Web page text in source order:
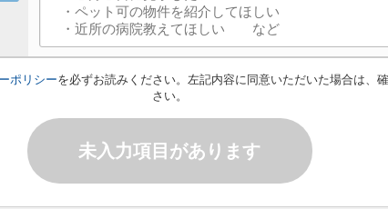
ポリシーを必ずお読みください。左記内容に同意いただいた場合は、
さい。
未入力項目があります